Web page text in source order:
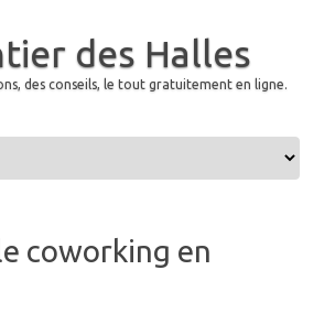
des Halles
des conseils, le tout gratuitement en ligne.
coworking en